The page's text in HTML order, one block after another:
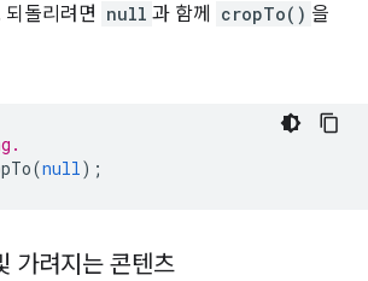
돌리려면 null 과 함께 cropTo() 을
(null );
가려지는 콘텐츠